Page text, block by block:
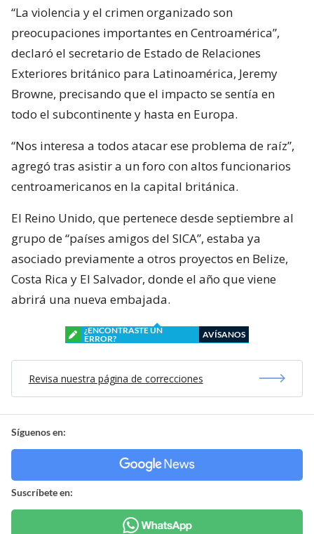
“La violencia y el crimen organizado son
preocupaciones importantes en Centroamérica”,
declaró el secretario de Estado de Relaciones
Exteriores británico para Latinoamérica, Jeremy
Browne, precisando que el impacto se sentía en
todo el subcontinente y hasta en Europa.
“Nos interesa a todos atacar ese problema de raíz”,
agregó tras asistir a un foro con altos funcionarios
centroamericanos en la capital británica.
El Reino Unido, que pertenece desde septiembre al
grupo de “países amigos del SICA”, estaba ya
asociado previamente a otros proyectos en Belize,
Costa Rica y El Salvador, donde el año que viene
abrirá una nueva embajada.
¿ENCONTRASTE UN
ERROR?
AVÍSANOS
Revisa nuestra página de correcciones
Síguenos en:
Suscríbete en: